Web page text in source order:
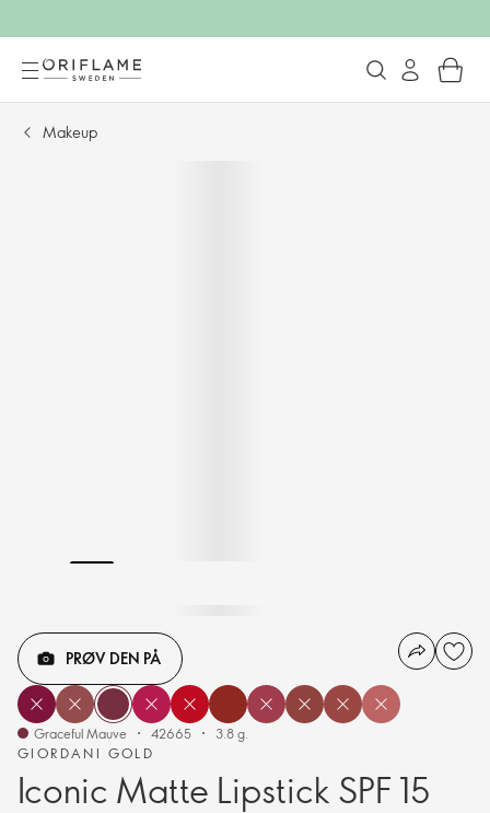
Makeup
GIORDANI GOLD
Iconic Matte Lipstick SPF 15
PRØV DEN PÅ
Graceful Mauve 42665 3.8 g.